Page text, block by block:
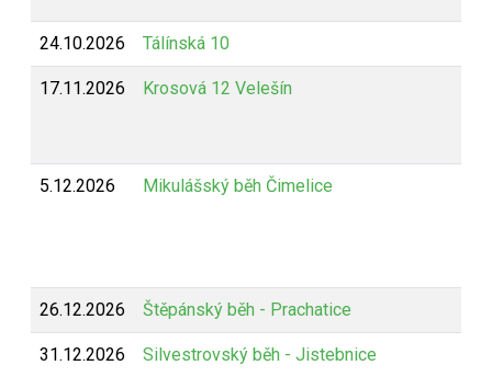
24.10.2026 Tálínská 10
17.11.2026 Krosová 12 Velešín
5.12.2026 Mikulášský běh Čimelice
26.12.2026 Štěpánský běh - Prachatice
31.12.2026 Silvestrovský běh - Jistebnice